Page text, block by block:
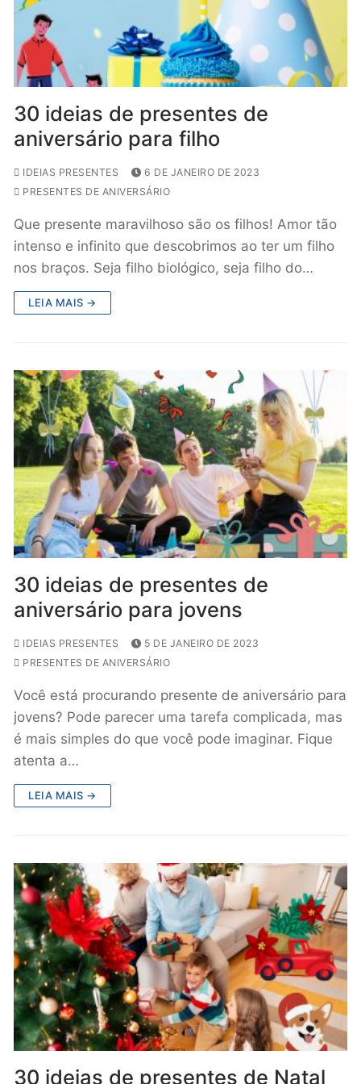
30 ideias de presentes de
aniversário para filho
IDEIAS PRESENTES
6 DE JANEIRO DE 2023
PRESENTES DE ANIVERSÁRIO
Que presente maravilhoso são os filhos! Amor tão
intenso e infinito que descobrimos ao ter um filho
nos braços. Seja filho biológico, seja filho do…
LEIA MAIS →
30 ideias de presentes de
aniversário para jovens
IDEIAS PRESENTES
5 DE JANEIRO DE 2023
PRESENTES DE ANIVERSÁRIO
Você está procurando presente de aniversário para
jovens? Pode parecer uma tarefa complicada, mas
é mais simples do que você pode imaginar. Fique
atenta a…
LEIA MAIS →
30 ideias de presentes de Natal